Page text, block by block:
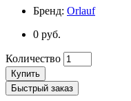
Бренд: Orlauf
0 руб.
Количество
Купить
Быстрый заказ